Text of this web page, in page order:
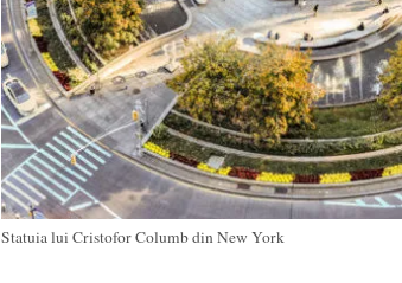
Statuia lui Cristofor Columb din New York